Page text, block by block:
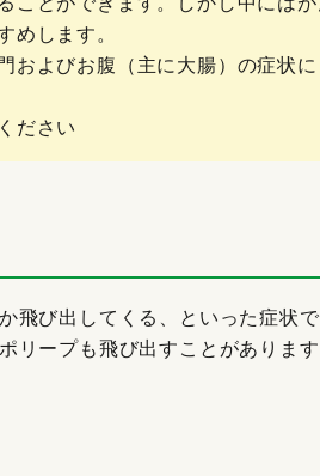
めします。
およびお腹（主に大腸）の症状に
ださい
び出してくる、といった症状で
リープも飛び出すことがあります